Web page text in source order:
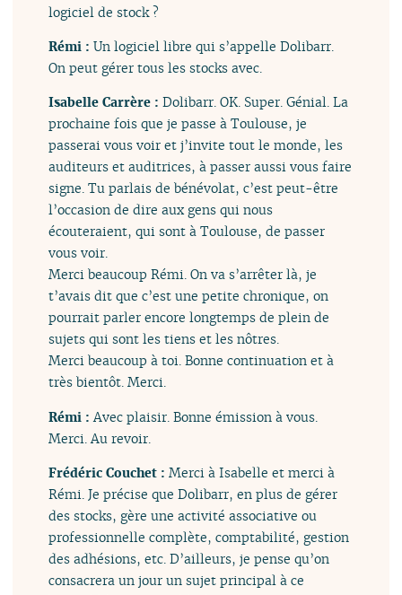
logiciel de stock ?
Rémi :Un logiciel libre qui s’appelle Dolibarr.
On peut gérer tous les stocks avec.
Isabelle Carrère :Dolibarr. OK. Super. Génial. La
prochaine fois que je passe à Toulouse, je
passerai vous voir et j’invite tout le monde, les
auditeurs et auditrices, à passer aussi vous faire
signe. Tu parlais de bénévolat, c’est peut-être
l’occasion de dire aux gens qui nous
écouteraient, qui sont à Toulouse, de passer
vous voir.
Merci beaucoup Rémi. On va s’arrêter là, je
t’avais dit que c’est une petite chronique, on
pourrait parler encore longtemps de plein de
sujets qui sont les tiens et les nôtres.
Merci beaucoup à toi. Bonne continuation et à
très bientôt. Merci.
Rémi :Avec plaisir. Bonne émission à vous.
Merci. Au revoir.
Frédéric Couchet :Merci à Isabelle et merci à
Rémi. Je précise que Dolibarr, en plus de gérer
des stocks, gère une activité associative ou
professionnelle complète, comptabilité, gestion
des adhésions, etc. D’ailleurs, je pense qu’on
consacrera un jour un sujet principal à ce